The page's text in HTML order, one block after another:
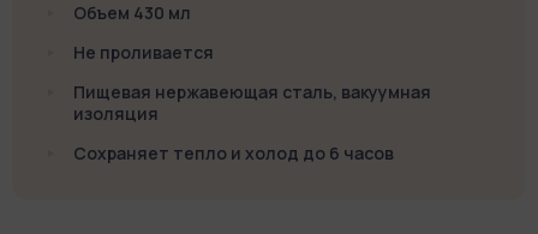
Объем 430 мл
Не проливается
Пищевая нержавеющая сталь, вакуумная
изоляция
Сохраняет тепло и холод до 6 часов